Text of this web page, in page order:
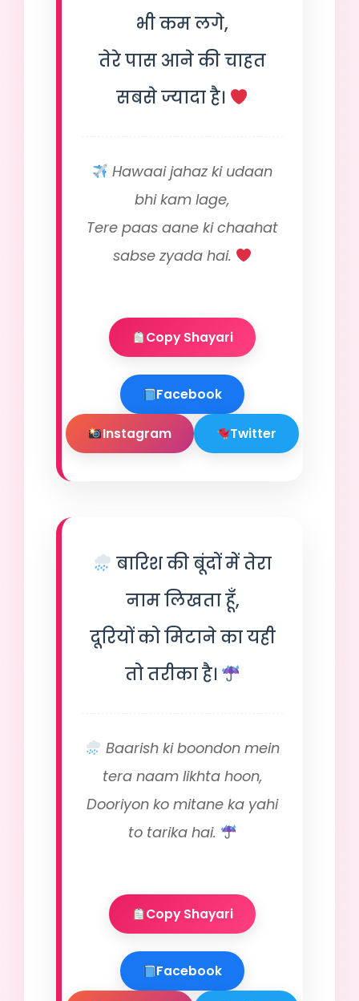
भी कम लगे,
तेरे पास आने की चाहत
सबसे ज्यादा है।
Hawaai jahaz ki udaan
bhi kam lage,
Tere paas aane ki chaahat
sabse zyada hai.
Copy Shayari
Facebook
Instagram Twitter
बारिश की बूंदों में तेरा
नाम लिखता हूँ,
दूरियों को मिटाने का यही
तो तरीका है।
Baarish ki boondon mein
tera naam likhta hoon,
Dooriyon ko mitane ka yahi
to tarika hai.
Copy Shayari
Facebook